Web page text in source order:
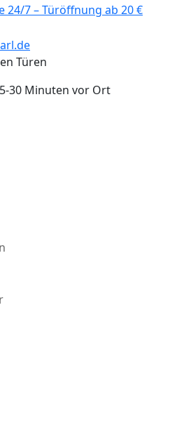
Türen
30 Minuten vor Ort